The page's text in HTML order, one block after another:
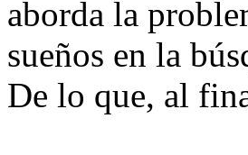
aborda la
sueños en la
De lo que, al